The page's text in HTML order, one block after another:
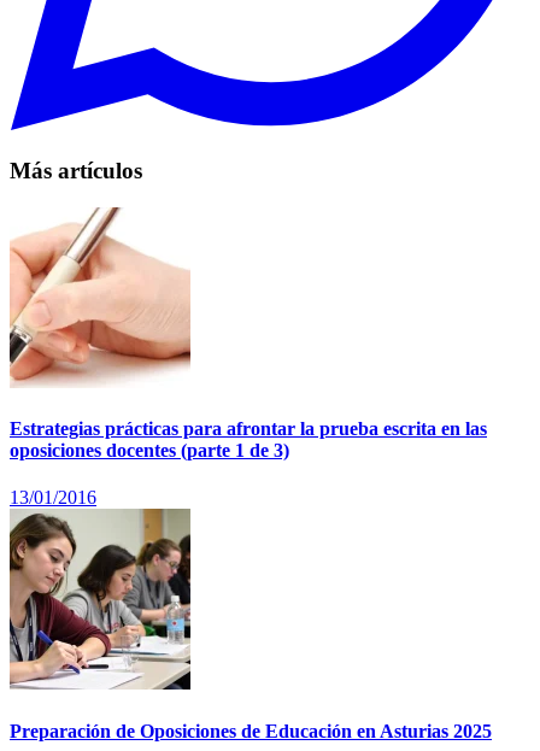
Más artículos
Estrategias prácticas para afrontar la prueba escrita en las
oposiciones docentes (parte 1 de 3)
13/01/2016
Preparación de Oposiciones de Educación en Asturias 2025